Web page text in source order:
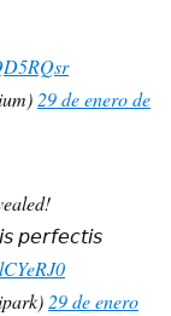
29 de enero de
𝘱𝘦𝘳𝘧𝘦𝘤𝘵𝘪𝘴
29 de enero